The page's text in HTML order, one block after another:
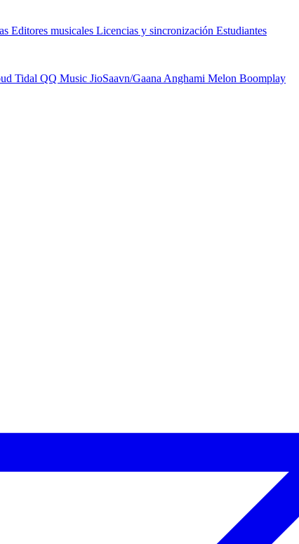
Editores musicales Licencias y sincronización Estudiantes
Tidal QQ Music JioSaavn/Gaana Anghami Melon Boomplay